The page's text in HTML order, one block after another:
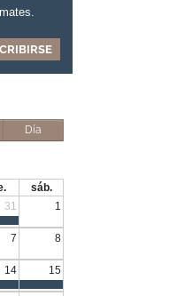
Día
sáb.
31 1
7 8
14 15